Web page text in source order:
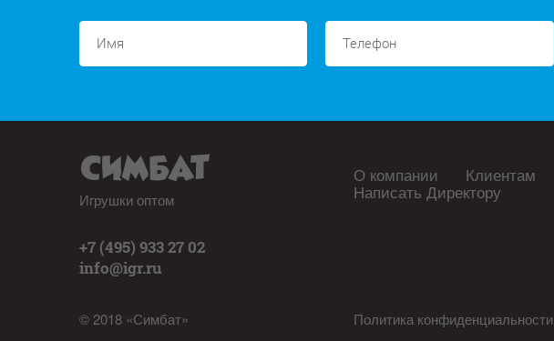
Игрушки оптом
+7 (495) 933 27 02
info@igr.ru
© 2018 «Симбат»
О компании Клиентам
Написать Директору
Политика конфиденциальности